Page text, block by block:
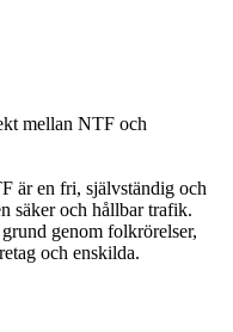
mellan NTF och
är en fri, självständig och
säker och hållbar trafik.
genom folkrörelser,
och enskilda.